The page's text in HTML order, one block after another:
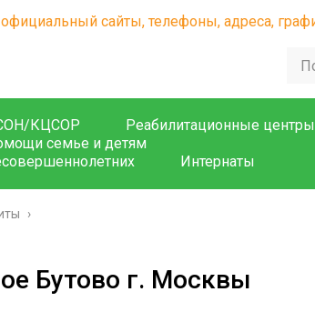
КЦСОР
Реабилитационные центры
семье и детям
Интернаты
›
Бутово г. Москвы